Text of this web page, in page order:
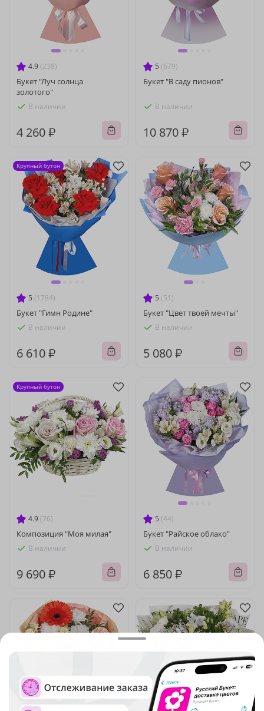
4.9 (238)
Букет "Луч солнца
золотого"
В наличии
4 260 ₽
5 (679)
Букет "В саду пионов"
В наличии
10 870 ₽
5 (1784)
Букет "Гимн Родине"
В наличии
6 610 ₽
Крупный бутон
5 (51)
Букет "Цвет твоей мечты"
В наличии
5 080 ₽
4.9 (76)
Композиция "Моя милая"
В наличии
9 690 ₽
Крупный бутон
5 (44)
Букет "Райское облако"
В наличии
6 850 ₽